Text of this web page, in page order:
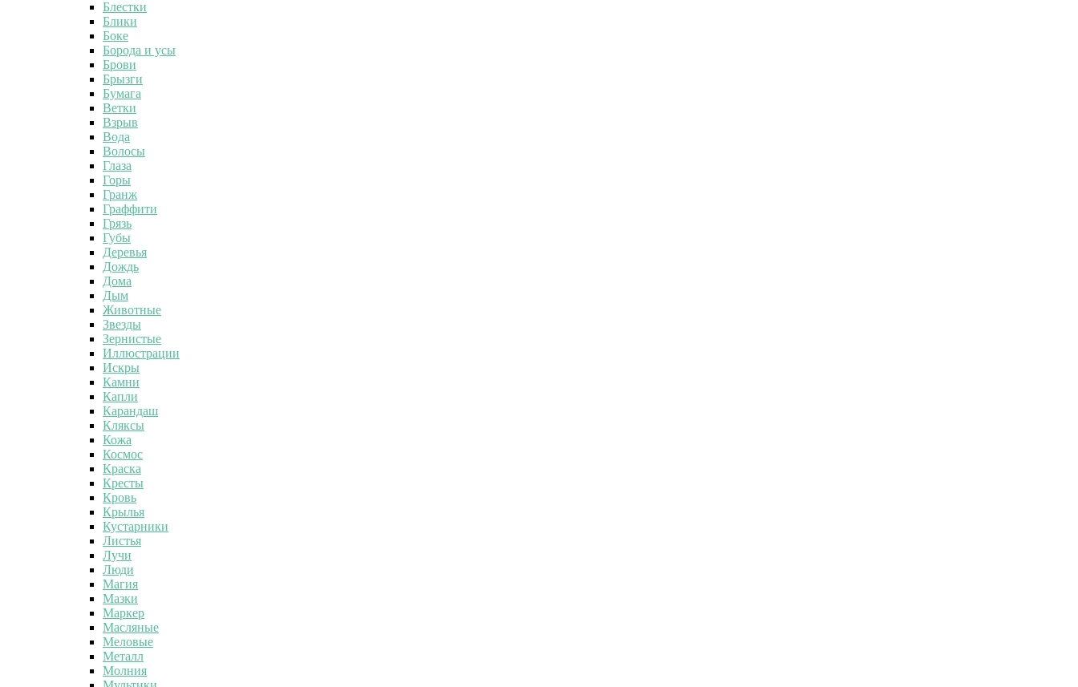
Блестки
Блики
Боке
Борода и усы
Брови
Брызги
Бумага
Ветки
Взрыв
Вода
Волосы
Глаза
Горы
Гранж
Граффити
Грязь
Губы
Деревья
Дождь
Дома
Дым
Животные
Звезды
Зернистые
Иллюстрации
Искры
Камни
Капли
Карандаш
Кляксы
Кожа
Космос
Краска
Кресты
Кровь
Крылья
Кустарники
Листья
Лучи
Люди
Магия
Мазки
Маркер
Масляные
Меловые
Металл
Молния